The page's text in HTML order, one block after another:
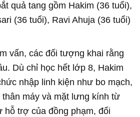
quả tang gồm Hakim (36 tuổi),
(36 tuổi), Ravi Ahuja (36 tuổi)
vấn, các đối tượng khai rằng
Dù chỉ học hết lớp 8, Hakim
nhập linh kiện như bo mạch,
thân máy và mặt lưng kính từ
hỗ trợ của đồng phạm, đối